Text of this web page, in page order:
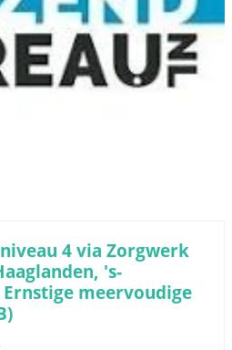
4 via Zorgwerk
's-
Ernstige meervoudige